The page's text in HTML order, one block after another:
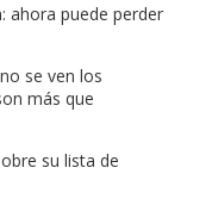
ahora puede perder
se ven los
más que
su lista de